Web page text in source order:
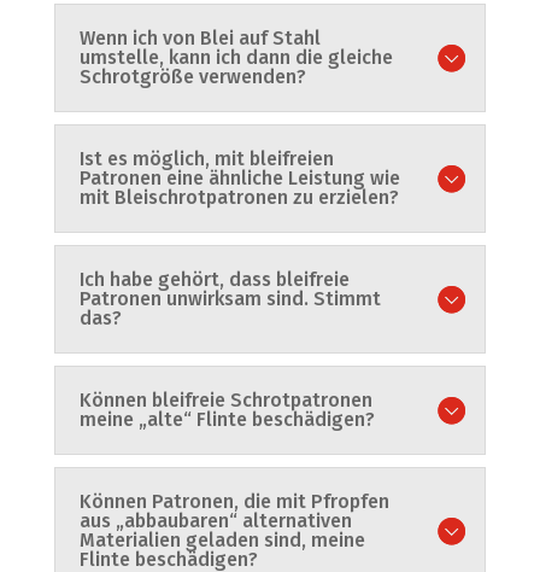
Wenn ich von Blei auf Stahl
umstelle, kann ich dann die gleiche
Schrotgröße verwenden?
Ist es möglich, mit bleifreien
Patronen eine ähnliche Leistung wie
mit Bleischrotpatronen zu erzielen?
Ich habe gehört, dass bleifreie
Patronen unwirksam sind. Stimmt
das?
Können bleifreie Schrotpatronen
meine „alte“ Flinte beschädigen?
Können Patronen, die mit Pfropfen
aus „abbaubaren“ alternativen
Materialien geladen sind, meine
Flinte beschädigen?